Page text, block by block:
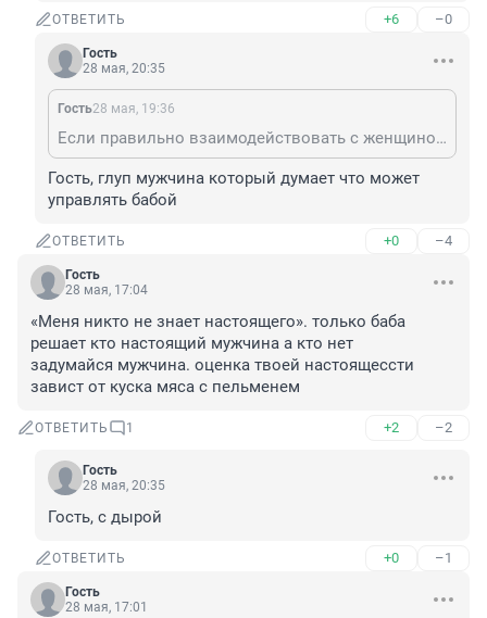
ОТВЕТИТЬ +6 –0
Гость
28 мая, 20:35
Гость28 мая, 19:36
Если правильно взаимодействовать с женщиной, то её наличие почти ничего не будет стоить тебе и твоим нервам. Конечно, если ты не умеешь играть в этот опасный аттракцион, то попадешь на все деньги.
Гость, глуп мужчина который думает что может
управлять бабой
ОТВЕТИТЬ +0 –4
Гость
28 мая, 17:04
«Меня никто не знает настоящего». только баба
решает кто настоящий мужчина а кто нет
задумайся мужчина. оценка твоей настоящессти
завист от куска мяса с пельменем
ОТВЕТИТЬ 1 +2 –2
Гость
28 мая, 20:35
Гость, с дырой
ОТВЕТИТЬ +0 –1
Гость
28 мая, 17:01